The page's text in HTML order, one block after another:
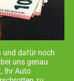
und dafür noch
uns genau
Ihr Auto